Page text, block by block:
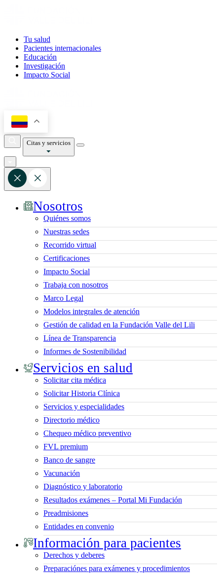
Tu salud
Pacientes internacionales
Educación
Investigación
Impacto Social
Citas y servicios
Nosotros
Quiénes somos
Nuestras sedes
Recorrido virtual
Certificaciones
Impacto Social
Trabaja con nosotros
Marco Legal
Modelos integrales de atención
Gestión de calidad en la Fundación Valle del Lili
Línea de Transparencia
Informes de Sostenibilidad
Servicios en salud
Solicitar cita médica
Solicitar Historia Clínica
Servicios y especialidades
Directorio médico
Chequeo médico preventivo
FVL premium
Banco de sangre
Vacunación
Diagnóstico y laboratorio
Resultados exámenes – Portal Mi Fundación
Preadmisiones
Entidades en convenio
Información para pacientes
Derechos y deberes
Preparaciónes para exámenes y procedimientos